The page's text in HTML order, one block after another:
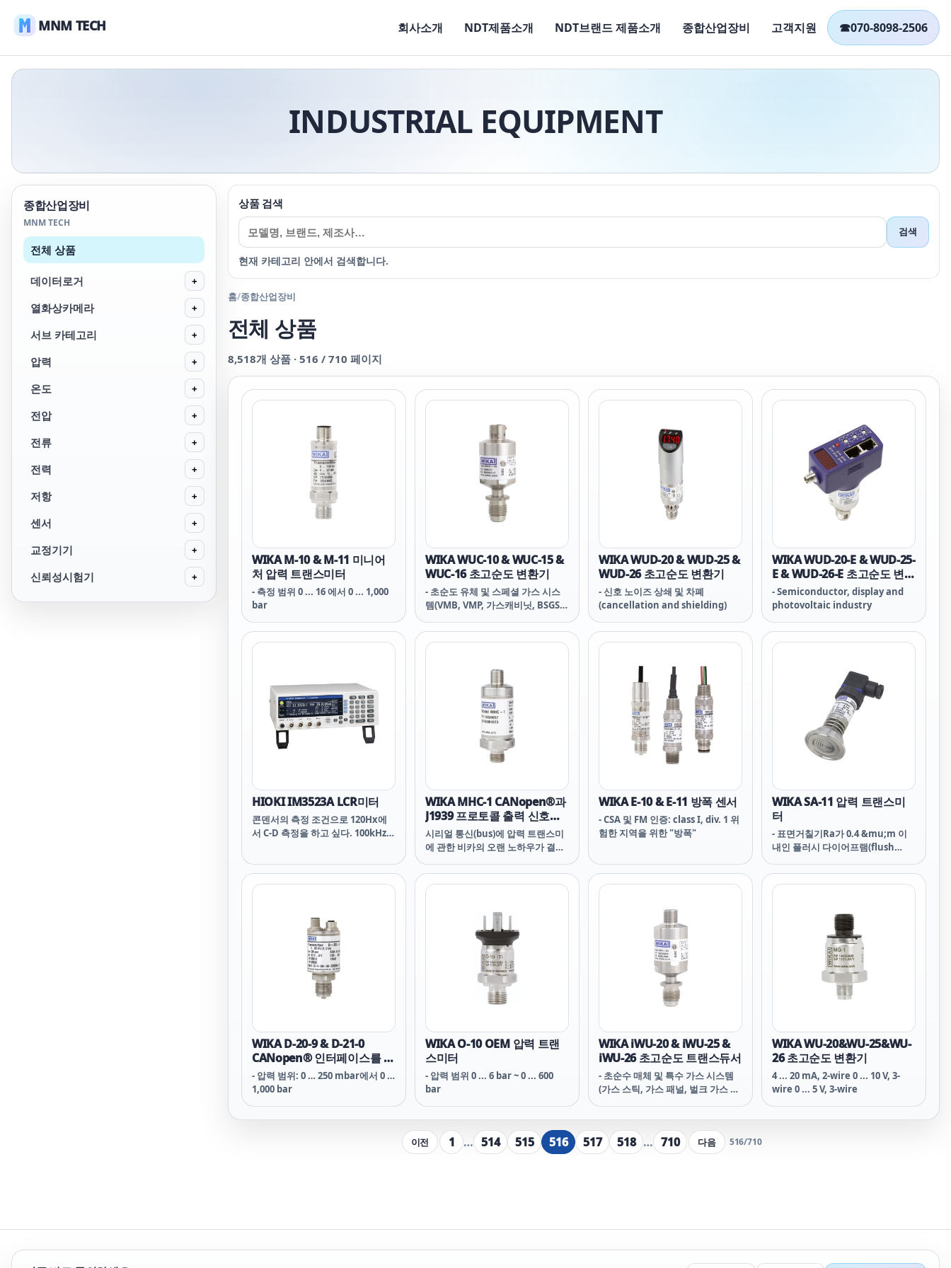
MNM TECH 회사소개 NDT제품소개 NDT브랜드 제품소개 종합산업장비 고객지원 ☎070-8098-2506
INDUSTRIAL EQUIPMENT
종합산업장비
MNM TECH
전체 상품
데이터로거 +
열화상카메라 +
서브 카테고리 +
압력 +
온도 +
전압 +
전류 +
전력 +
저항 +
센서 +
교정기기 +
신뢰성시험기 +
상품 검색
검색
현재 카테고리 안에서 검색합니다.
홈/종합산업장비
전체 상품
8,518개 상품 · 516 / 710 페이지
WIKA M-10 & M-11 미니어
처 압력 트랜스미터
- 측정 범위 0 ... 16 에서 0 ... 1,000
bar
WIKA WUC-10 & WUC-15 &
WUC-16 초고순도 변환기
- 초순도 유체 및 스페셜 가스 시스
템(VMB, VMP, 가스캐비닛, BSGS,
WIKA WUD-20 & WUD-25 &
WUD-26 초고순도 변환기
- 신호 노이즈 상쇄 및 차폐
(cancellation and shielding)
WIKA WUD-20-E & WUD-25-
E & WUD-26-E 초고순도 변환
기
- Semiconductor, display and
photovoltaic industry
HIOKI IM3523A LCR미터
콘덴서의 측정 조건으로 120Hx에
서 C-D 측정을 하고 싶다. 100kHz에
정할 수 있습니다.
WIKA MHC-1 CANopen®과
J1939 프로토콜 출력 신호를
가진 압력 트랜스미터
시리얼 통신(bus)에 압력 트랜스미
에 관한 비카의 오랜 노하우가 결합
WIKA E-10 & E-11 방폭 센서
- CSA 및 FM 인증: class I, div. 1 위
험한 지역을 위한 "방폭"
WIKA SA-11 압력 트랜스미
터
- 표면거칠기Ra가 0.4 &mu;m 이
내인 플러시 다이어프램(flush
WIKA D-20-9 & D-21-0
CANopen® 인터페이스를 가
진 압력 트랜스미터
- 압력 범위: 0 … 250 mbar에서 0 …
1,000 bar
WIKA O-10 OEM 압력 트랜
스미터
- 압력 범위 0 ... 6 bar ~ 0 ... 600
bar
WIKA iWU-20 & iWU-25 &
iWU-26 초고순도 트랜스듀서
- 초순수 매체 및 특수 가스 시스템
(가스 스틱, 가스 패널, 벌크 가스 공
WIKA WU-20&WU-25&WU-
26 초고순도 변환기
4 ... 20 mA, 2-wire 0 ... 10 V, 3-
wire 0 ... 5 V, 3-wire
이전 1 … 514 515 516 517 518 … 710 다음 516/710